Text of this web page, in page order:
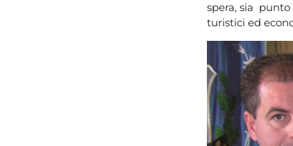
spera, sia
turistici ed